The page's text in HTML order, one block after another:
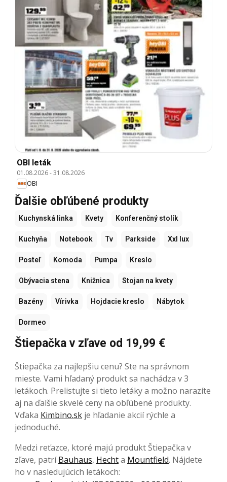
OBI leták
01.08.2026-31.08.2026
OBI
Ďalšie obľúbené produkty
Kuchynská linka Kvety Konferenčný stolík
Kuchyňa Notebook Tv Parkside Xxl lux
Posteľ Komoda Pumpa Kreslo
Obývacia stena Knižnica Stojan na kvety
Bazény Vírivka Hojdacie kreslo Nábytok
Dormeo
Štiepačka v zľave od 19,99 €
Štiepačka za najlepšiu cenu? Ste na správnom
mieste. Vami hľadaný produkt sa nachádza v 3
letákoch. Prelistujte si tieto letáky a možno narazíte
aj na ďalšie skvelé ceny na obľúbené produkty.
Vďaka Kimbino.sk je hľadanie akcií rýchle a
jednoduché.
Medzi reťazce, ktoré majú produkt Štiepačka v
zľave, patríBauhaus, Hechta Mountfield. Nájdete
ho v nasledujúcich letákoch: